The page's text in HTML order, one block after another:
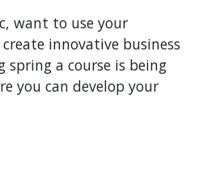
want to use your
innovative business
spring a course is being
you can develop your